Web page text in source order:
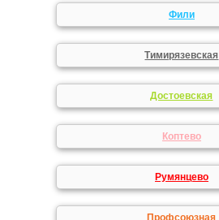
Фили
Тимирязевская
Достоевская
Коптево
Румянцево
Профсоюзная